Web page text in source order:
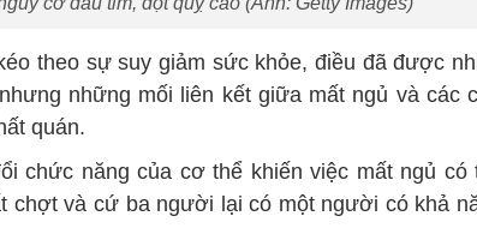
theo sự suy giảm sức khỏe, điều đã được
những mối liên kết giữa mất ngủ và các
quán.
chức năng của cơ thể khiến việc mất ngủ có
chợt và cứ ba người lại có một người có khả